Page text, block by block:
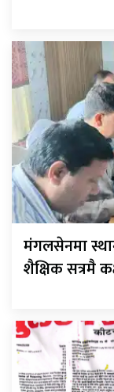
मंगलसेनमा
शैक्षिक सत्रमै